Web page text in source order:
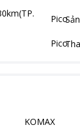
KOMAX